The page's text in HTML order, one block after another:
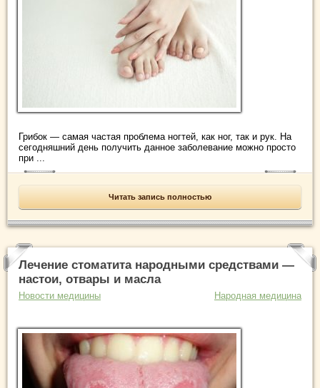
Грибок — самая частая проблема ногтей, как ног, так и рук. На
сегодняшний день получить данное заболевание можно просто
при ...
Читать запись полностью
Лечение стоматита народными средствами —
настои, отвары и масла
Новости медицины Народная медицина